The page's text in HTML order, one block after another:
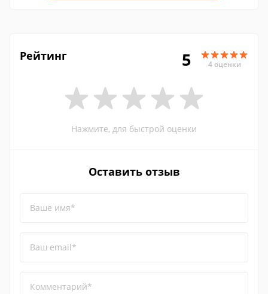
Рейтинг 5 4 оценки
Нажмите, для быстрой оценки
Оставить отзыв
Ваше имя*
Ваш email*
Комментарий*